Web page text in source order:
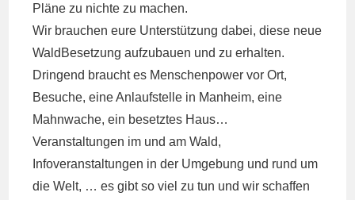
Pläne zu nichte zu machen.
Wir brauchen eure Unterstützung dabei, diese neue
WaldBesetzung aufzubauen und zu erhalten.
Dringend braucht es Menschenpower vor Ort,
Besuche, eine Anlaufstelle in Manheim, eine
Mahnwache, ein besetztes Haus…
Veranstaltungen im und am Wald,
Infoveranstaltungen in der Umgebung und rund um
die Welt, … es gibt so viel zu tun und wir schaffen